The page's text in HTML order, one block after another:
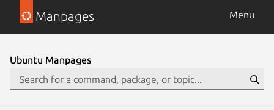
Manpages Menu
Ubuntu Manpages